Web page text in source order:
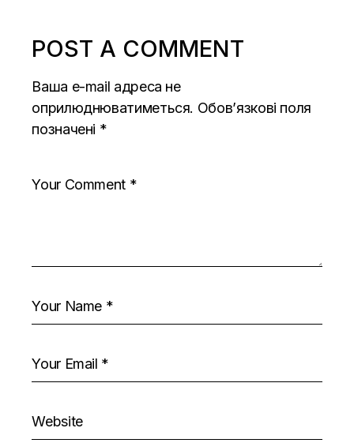
POST A COMMENT
Ваша e-mail адреса не
оприлюднюватиметься. Обов’язкові поля
позначені *